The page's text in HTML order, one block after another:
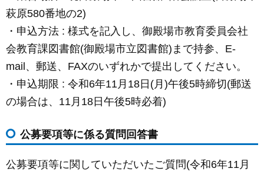
萩原580番地の2)
・申込方法 : 様式を記入し、御殿場市教育委員会社
会教育課図書館(御殿場市立図書館)まで持参、E-
mail、郵送、FAXのいずれかで提出してください。
・申込期限 : 令和6年11月18日(月)午後5時締切(郵送
の場合は、11月18日午後5時必着)
公募要項等に係る質問回答書
公募要項等に関していただいたご質問(令和6年11月